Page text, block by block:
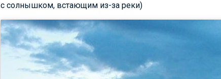
с солнышком, встающим из-за реки)